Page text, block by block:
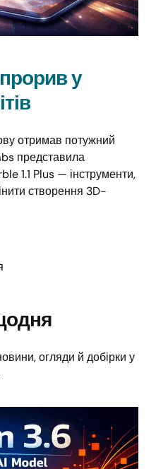
прорив у
отримав потужний
представила
1.1 Plus — інструменти,
створення 3D-
огляди й добірки у